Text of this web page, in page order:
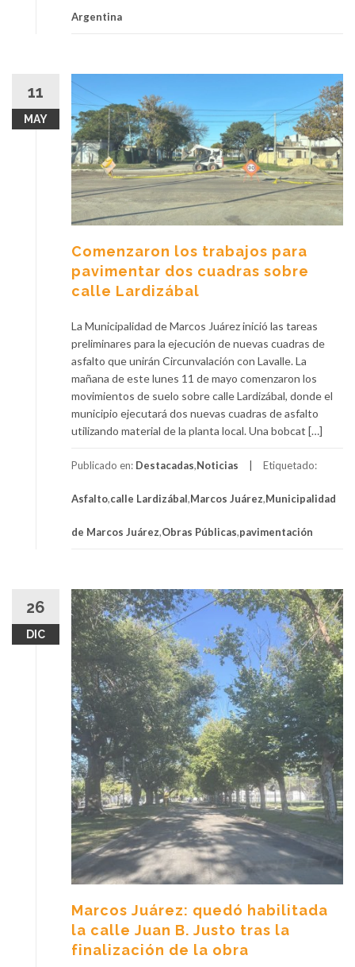
Argentina
11
MAY
Comenzaron los trabajos para
pavimentar dos cuadras sobre
calle Lardizábal
La Municipalidad de Marcos Juárez inició las tareas
preliminares para la ejecución de nuevas cuadras de
asfalto que unirán Circunvalación con Lavalle. La
mañana de este lunes 11 de mayo comenzaron los
movimientos de suelo sobre calle Lardizábal, donde el
municipio ejecutará dos nuevas cuadras de asfalto
utilizando material de la planta local. Una bobcat […]
Publicado en: Destacadas,Noticias Etiquetado:
Asfalto,calle Lardizábal,Marcos Juárez,Municipalidad
de Marcos Juárez,Obras Públicas,pavimentación
26
DIC
Marcos Juárez: quedó habilitada
la calle Juan B. Justo tras la
finalización de la obra